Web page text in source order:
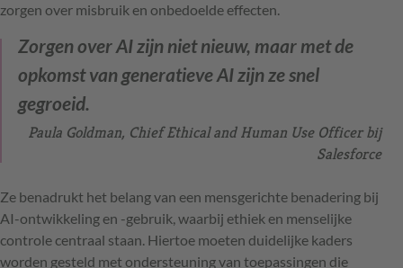
zorgen over misbruik en onbedoelde effecten.
Zorgen over AI zijn niet nieuw, maar met de
opkomst van generatieve AI zijn ze snel
gegroeid.
Paula Goldman, Chief Ethical and Human Use Officer bij
Salesforce
Ze benadrukt het belang van een mensgerichte benadering bij
AI-ontwikkeling en -gebruik, waarbij ethiek en menselijke
controle centraal staan. Hiertoe moeten duidelijke kaders
worden gesteld met ondersteuning van toepassingen die